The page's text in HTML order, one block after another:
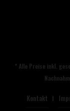
* Alle Preise inkl.
Kontakt